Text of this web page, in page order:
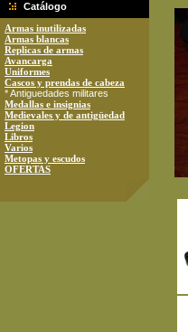
Catálogo
Armas inutilizadas
Armas blancas
Replicas de armas
Avancarga
Uniformes
Cascos y prendas de cabeza
* Antiguedades militares
Medallas e insignias
Medievales y de antigüedad
Legion
Libros
Varios
Metopas y escudos
OFERTAS